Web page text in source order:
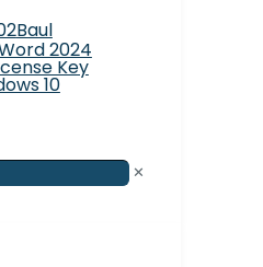
Baul
✕